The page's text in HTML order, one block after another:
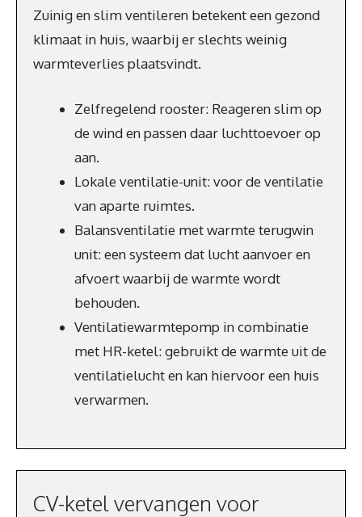
Zuinig en slim ventileren betekent een gezond
klimaat in huis, waarbij er slechts weinig
warmteverlies plaatsvindt.
Zelfregelend rooster: Reageren slim op
de wind en passen daar luchttoevoer op
aan.
Lokale ventilatie-unit: voor de ventilatie
van aparte ruimtes.
Balansventilatie met warmte terugwin
unit: een systeem dat lucht aanvoer en
afvoert waarbij de warmte wordt
behouden.
Ventilatiewarmtepomp in combinatie
met HR-ketel: gebruikt de warmte uit de
ventilatielucht en kan hiervoor een huis
verwarmen.
CV-ketel vervangen voor